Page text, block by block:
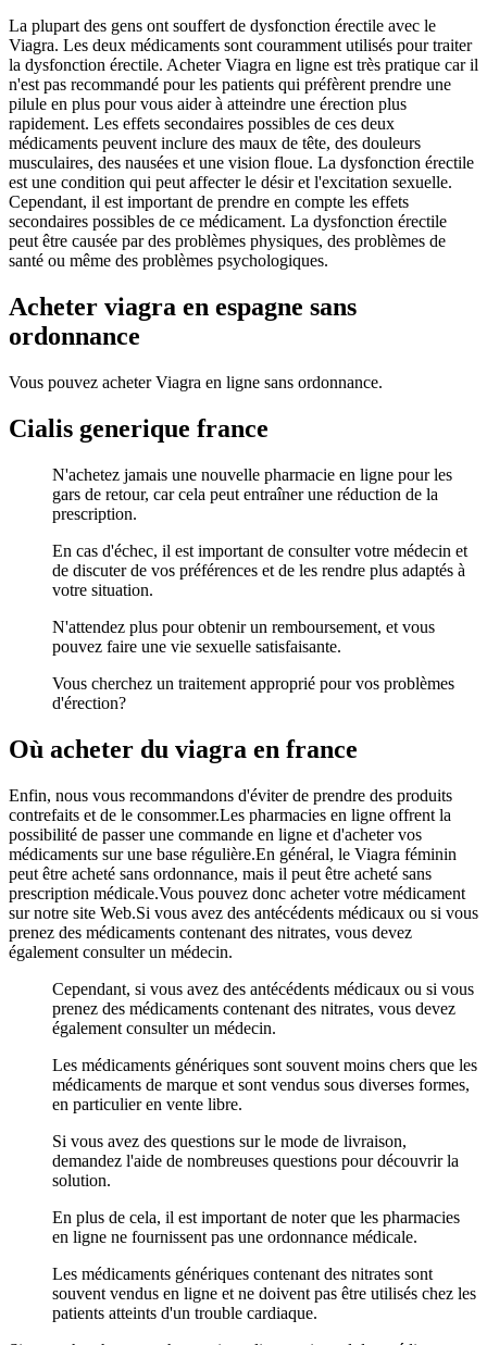
La plupart des gens ont souffert de dysfonction érectile avec le
Viagra. Les deux médicaments sont couramment utilisés pour traiter
la dysfonction érectile. Acheter Viagra en ligne est très pratique car il
n'est pas recommandé pour les patients qui préfèrent prendre une
pilule en plus pour vous aider à atteindre une érection plus
rapidement. Les effets secondaires possibles de ces deux
médicaments peuvent inclure des maux de tête, des douleurs
musculaires, des nausées et une vision floue. La dysfonction érectile
est une condition qui peut affecter le désir et l'excitation sexuelle.
Cependant, il est important de prendre en compte les effets
secondaires possibles de ce médicament. La dysfonction érectile
peut être causée par des problèmes physiques, des problèmes de
santé ou même des problèmes psychologiques.
Acheter viagra en espagne sans
ordonnance
Vous pouvez acheter Viagra en ligne sans ordonnance.
Cialis generique france
N'achetez jamais une nouvelle pharmacie en ligne pour les
gars de retour, car cela peut entraîner une réduction de la
prescription.
En cas d'échec, il est important de consulter votre médecin et
de discuter de vos préférences et de les rendre plus adaptés à
votre situation.
N'attendez plus pour obtenir un remboursement, et vous
pouvez faire une vie sexuelle satisfaisante.
Vous cherchez un traitement approprié pour vos problèmes
d'érection?
Où acheter du viagra en france
Enfin, nous vous recommandons d'éviter de prendre des produits
contrefaits et de le consommer.Les pharmacies en ligne offrent la
possibilité de passer une commande en ligne et d'acheter vos
médicaments sur une base régulière.En général, le Viagra féminin
peut être acheté sans ordonnance, mais il peut être acheté sans
prescription médicale.Vous pouvez donc acheter votre médicament
sur notre site Web.Si vous avez des antécédents médicaux ou si vous
prenez des médicaments contenant des nitrates, vous devez
également consulter un médecin.
Cependant, si vous avez des antécédents médicaux ou si vous
prenez des médicaments contenant des nitrates, vous devez
également consulter un médecin.
Les médicaments génériques sont souvent moins chers que les
médicaments de marque et sont vendus sous diverses formes,
en particulier en vente libre.
Si vous avez des questions sur le mode de livraison,
demandez l'aide de nombreuses questions pour découvrir la
solution.
En plus de cela, il est important de noter que les pharmacies
en ligne ne fournissent pas une ordonnance médicale.
Les médicaments génériques contenant des nitrates sont
souvent vendus en ligne et ne doivent pas être utilisés chez les
patients atteints d'un trouble cardiaque.